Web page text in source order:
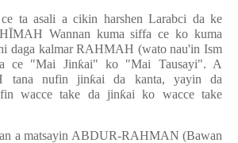
ta asali a cikin harshen Larabci da ke
ĪMAH Wannan kuma siffa ce ko kuma
daga kalmar RAHMAH (wato nau'in Ism
ce "Mai Jinƙai" ko "Mai Tausayi". A
tana nufin jinƙai da kanta, yayin da
wacce take da jinƙai ko wacce take
a matsayin ABDUR-RAHMAN (Bawan